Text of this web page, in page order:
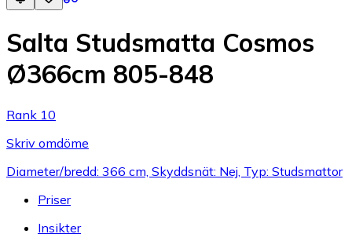
Salta Studsmatta Cosmos
Ø366cm 805-848
Rank 10
Skriv omdöme
Diameter/bredd: 366 cm, Skyddsnät: Nej, Typ: Studsmattor
Priser
Insikter